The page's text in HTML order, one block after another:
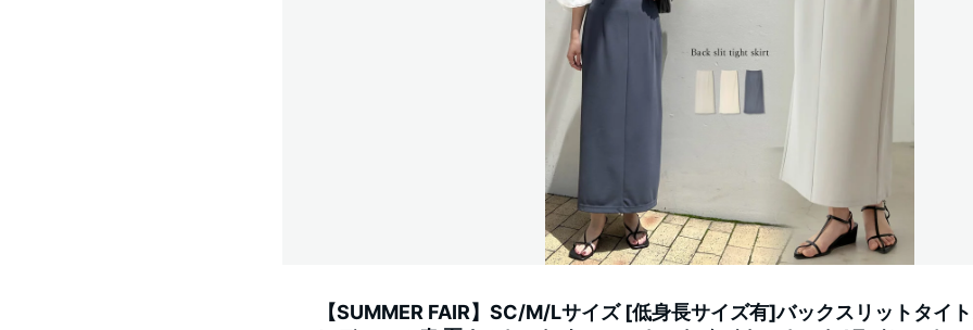
【SUMMER FAIR】SC/M/Lサイズ [低身長サイズ有]バックスリットタイ